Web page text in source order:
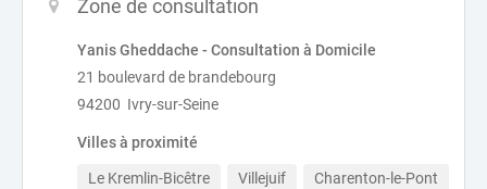
Zone de consultation
Yanis Gheddache - Consultation à Domicile
21 boulevard de brandebourg
94200 Ivry-sur-Seine
Villes à proximité
Le Kremlin-Bicêtre Villejuif
Charenton-le-Pont